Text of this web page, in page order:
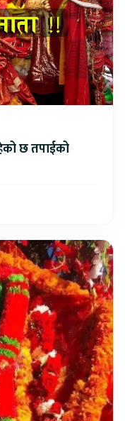
छ तपाईको